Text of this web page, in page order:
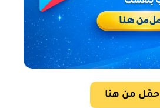
حمّل من هنا